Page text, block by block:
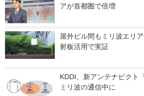
アが首都圏で倍増
屋外ビル間もミリ波エリ
射板活用で実証
KDDI、新アンテナピクト
ミリ波の通信中に